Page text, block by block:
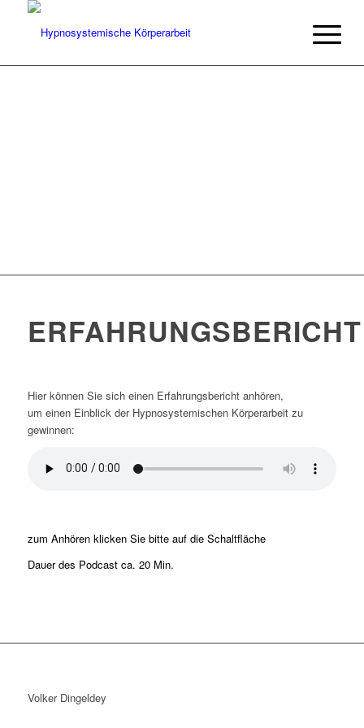
ERFAHRUNGSBERICHT
Hier können Sie sich einen Erfahrungsbericht anhören,
um einen Einblick der Hypnosystemischen Körperarbeit zu
gewinnen:
zum Anhören klicken Sie bitte auf die Schaltfläche
Dauer des Podcast ca. 20 Min.
Volker Dingeldey